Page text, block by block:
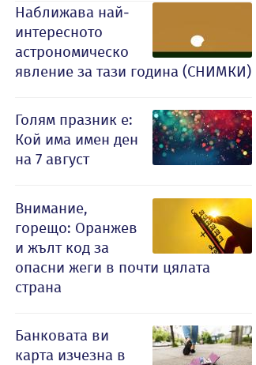
Наближава най-
интересното
астрономическо
явление за тази година (СНИМКИ)
Голям празник е:
Кой има имен ден
на 7 август
Внимание,
горещо: Оранжев
и жълт код за
опасни жеги в почти цялата
страна
Банковата ви
карта изчезна в